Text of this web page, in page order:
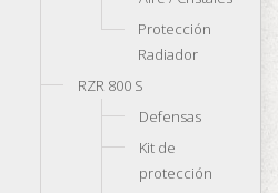
Protección
Radiador
RZR 800 S
Defensas
Kit de
protección